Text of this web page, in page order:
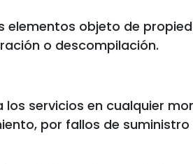
objeto de
o descompilación.
servicios en cualquier
por fallos de